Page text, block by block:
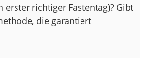
erster richtiger Fastentag)? Gibt
die garantiert